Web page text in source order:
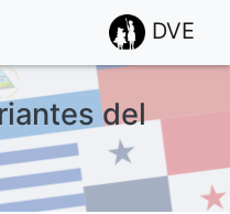
DVE
del